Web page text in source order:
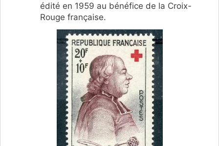
édité en 1959 au bénéfice de la Croix-
Rouge française.